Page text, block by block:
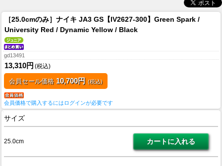
［25.0cmのみ］ナイキ JA3 GS【IV2627-300】Green Spark /
University Red / Dynamic Yellow / Black
gd13491
13,310円 (税込)
会員セール価格 10,700円 (税込)
会員価格で購入するにはログインが必要です
サイズ
25.0cm